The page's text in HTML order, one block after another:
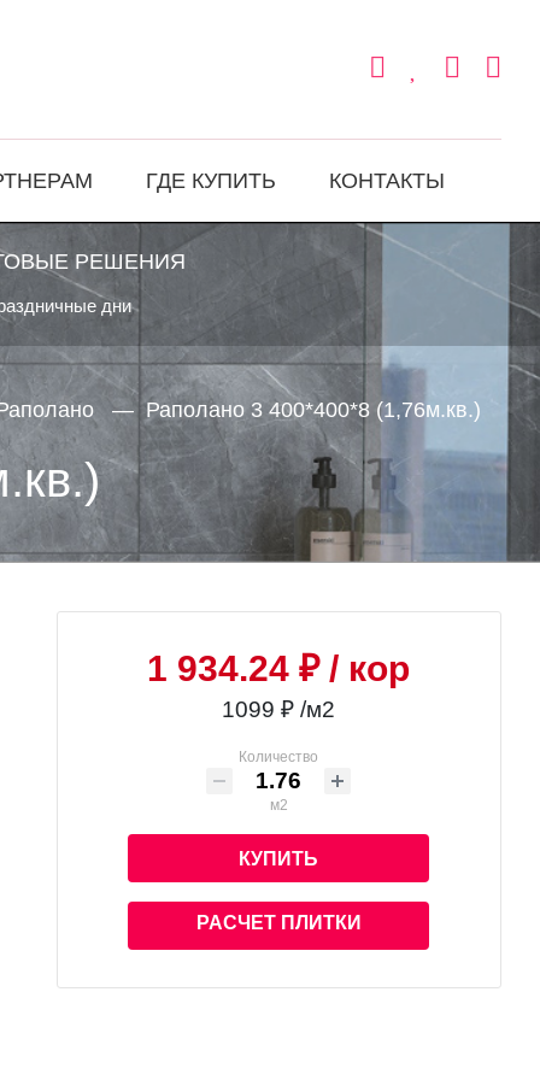
ГДЕ КУПИТЬ КОНТАКТЫ
РЕШЕНИЯ
дни
Раполано 3 400*400*8 (1,76м.кв.)
1 934.24 ₽/ кор
1099 ₽ /м2
Количество
м2
КУПИТЬ
РАСЧЕТ ПЛИТКИ